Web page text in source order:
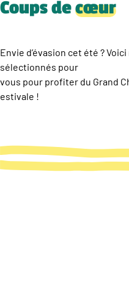
Coups decœur
Envie d’évasion cet été ?
sélectionnés pour
vous pour profiter du Grand
estivale !